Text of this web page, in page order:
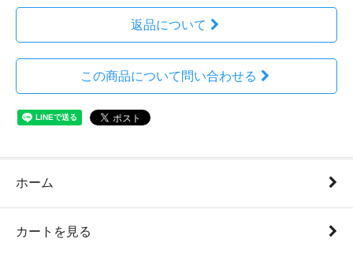
返品について
この商品について問い合わせる
ホーム
カートを見る